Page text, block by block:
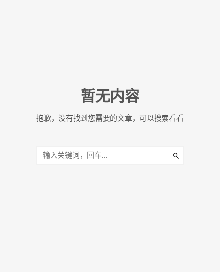
暂无内容
抱歉，没有找到您需要的文章，可以搜索看看